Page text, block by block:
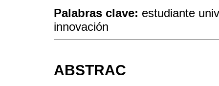
Palabras clave: estudiante
innovación
ABSTRAC